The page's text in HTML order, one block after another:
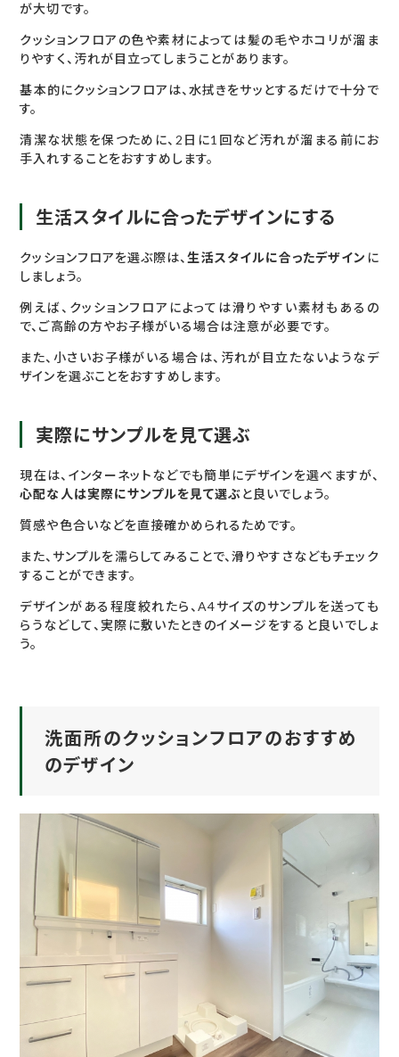
が大切です。
クッションフロアの色や素材によっては髪の毛やホコリが溜ま
りやすく、汚れが目立ってしまうことがあります。
基本的にクッションフロアは、水拭きをサッとするだけで十分で
す。
清潔な状態を保つために、2日に1回など汚れが溜まる前にお
手入れすることをおすすめします。
生活スタイルに合ったデザインにする
クッションフロアを選ぶ際は、生活スタイルに合ったデザイン に
しましょう。
例えば、クッションフロアによっては滑りやすい素材もあるの
で、ご高齢の方やお子様がいる場合は注意が必要です。
また、小さいお子様がいる場合は、汚れが目立たないようなデ
ザインを選ぶことをおすすめします。
実際にサンプルを見て選ぶ
現在は、インターネットなどでも簡単にデザインを選べますが、
心配な人は実際にサンプルを見て選ぶと良いでしょう。
質感や色合いなどを直接確かめられるためです。
また、サンプルを濡らしてみることで、滑りやすさなどもチェック
することができます。
デザインがある程度絞れたら、A4サイズのサンプルを送っても
らうなどして、実際に敷いたときのイメージをすると良いでしょ
う。
洗面所のクッションフロアのおすすめ
のデザイン